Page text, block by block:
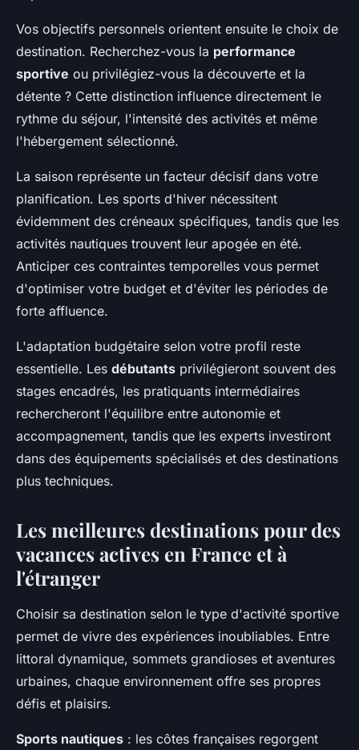
Vos objectifs personnels orientent ensuite le choix de
destination. Recherchez-vous la performance
sportive ou privilégiez-vous la découverte et la
détente ? Cette distinction influence directement le
rythme du séjour, l'intensité des activités et même
l'hébergement sélectionné.
La saison représente un facteur décisif dans votre
planification. Les sports d'hiver nécessitent
évidemment des créneaux spécifiques, tandis que les
activités nautiques trouvent leur apogée en été.
Anticiper ces contraintes temporelles vous permet
d'optimiser votre budget et d'éviter les périodes de
forte affluence.
L'adaptation budgétaire selon votre profil reste
essentielle. Les débutants privilégieront souvent des
stages encadrés, les pratiquants intermédiaires
rechercheront l'équilibre entre autonomie et
accompagnement, tandis que les experts investiront
dans des équipements spécialisés et des destinations
plus techniques.
Les meilleures destinations pour des
vacances actives en France et à
l'étranger
Choisir sa destination selon le type d'activité sportive
permet de vivre des expériences inoubliables. Entre
littoral dynamique, sommets grandioses et aventures
urbaines, chaque environnement offre ses propres
défis et plaisirs.
Sports nautiques : les côtes françaises regorgent